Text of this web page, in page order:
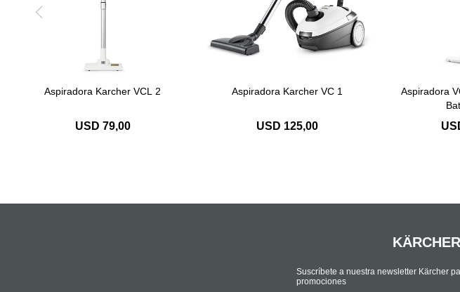
Aspiradora Karcher VCL 2
USD 79,00
Aspiradora Karcher VC 1
USD 125,00
Aspiradora
Suscríbete a nuestra newsletter Kärcher
promociones